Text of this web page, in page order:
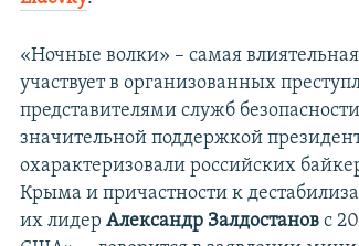
«Ночные волки» – самая
участвует в организованных
представителями служб
значительной поддержкой
охарактеризовали российских
Крыма и причастности к
их лидерАлександр Залдостанов с